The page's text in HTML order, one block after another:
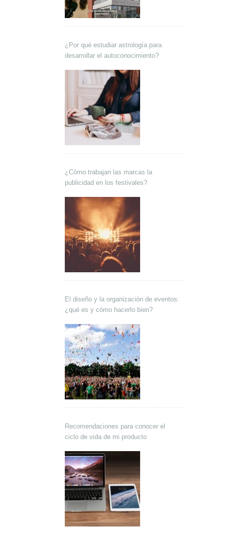
¿Por qué estudiar astrología para
desarrollar el autoconocimiento?
¿Cómo trabajan las marcas la
publicidad en los festivales?
El diseño y la organización de eventos:
¿qué es y cómo hacerlo bien?
Recomendaciones para conocer el
ciclo de vida de mi producto